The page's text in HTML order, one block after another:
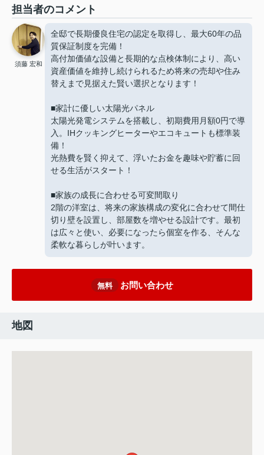
担当者のコメント
須藤 宏和
全邸で長期優良住宅の認定を取得し、最大60年の品
質保証制度を完備！
高付加価値な設備と長期的な点検体制により、高い
資産価値を維持し続けられるため将来の売却や住み
替えまで見据えた賢い選択となります！
■家計に優しい太陽光パネル
太陽光発電システムを搭載し、初期費用月額0円で導
入。IHクッキングヒーターやエコキュートも標準装
備！
光熱費を賢く抑えて、浮いたお金を趣味や貯蓄に回
せる生活がスタート！
■家族の成長に合わせる可変間取り
2階の洋室は、将来の家族構成の変化に合わせて間仕
切り壁を設置し、部屋数を増やせる設計です。最初
は広々と使い、必要になったら個室を作る、そんな
柔軟な暮らしが叶います。
無料 お問い合わせ
地図